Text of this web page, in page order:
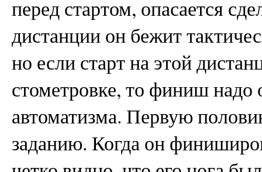
перед стартом, опасается
дистанции он бежит
но если старт на этой
стометровке, то финиш надо
автоматизма. Первую
заданию. Когда он